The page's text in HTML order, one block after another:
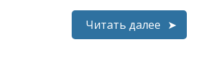
Читать далее